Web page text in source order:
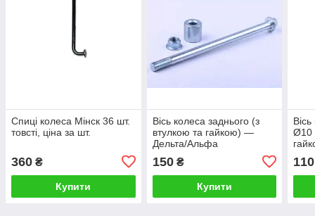
Спиці колеса Мінск 36 шт.
товсті, ціна за шт.
360 ₴
Купити
Вісь колеса заднього (з
втулкою та гайкою) —
Дельта/Альфа
150₴
Купити
Ø10
110